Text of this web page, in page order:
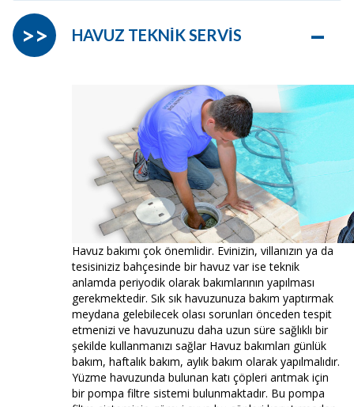
HAVUZ TEKNİK SERVİS –
>>
Havuz bakımı çok önemlidir. Evinizin, villanızın ya da
tesisiniziz bahçesinde bir havuz var ise teknik
anlamda periyodik olarak bakımlarının yapılması
gerekmektedir. Sık sık havuzunuza bakım yaptırmak
meydana gelebilecek olası sorunları önceden tespit
etmenizi ve havuzunuzu daha uzun süre sağlıklı bir
şekilde kullanmanızı sağlar Havuz bakımları günlük
bakım, haftalık bakım, aylık bakım olarak yapılmalıdır.
Yüzme havuzunda bulunan katı çöpleri arıtmak için
bir pompa filtre sistemi bulunmaktadır. Bu pompa